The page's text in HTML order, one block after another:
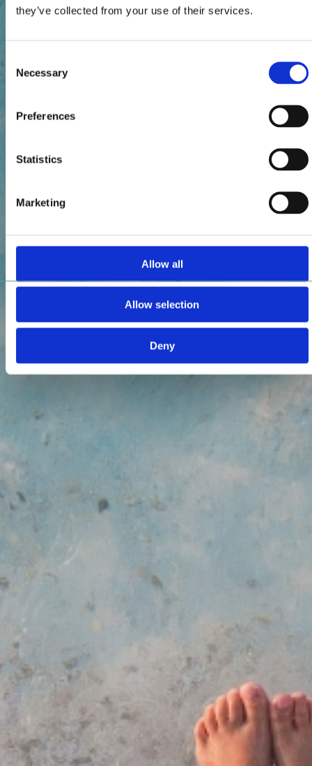
they’ve collected from your use of their services.
Selection
Necessary
Preferences
Statistics
Marketing
Allow all
Allow selection
Deny